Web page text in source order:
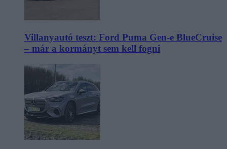
Villanyautó teszt: Ford Puma Gen-e BlueCruise
– már a kormányt sem kell fogni